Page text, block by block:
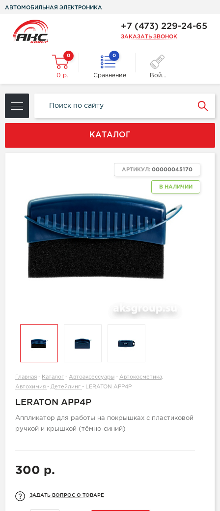
АВТОМОБИЛЬНАЯ ЭЛЕКТРОНИКА
+7 (473) 229-24-65
ЗАКАЗАТЬ ЗВОНОК
0
0 р.
0
Сравнение Войти
КАТАЛОГ
В НАЛИЧИИ
АРТИКУЛ: 00000045170
Главная - Каталог - Автоаксессуары - Автокосметика,
Автохимия - Детейлинг - LERATON APP4P
LERATON APP4P
Аппликатор для работы на покрышках с пластиковой
ручкой и крышкой (тёмно-синий)
300 р.
ЗАДАТЬ ВОПРОС О ТОВАРЕ